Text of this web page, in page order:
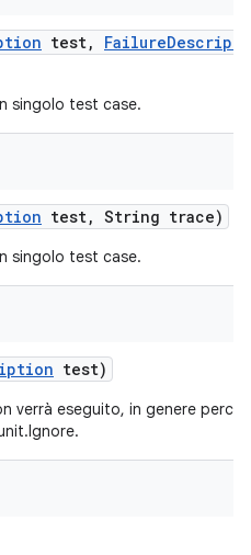
test, Failure
singolo test case.
test, String trace)
singolo test case.
test)
verrà eseguito, in genere